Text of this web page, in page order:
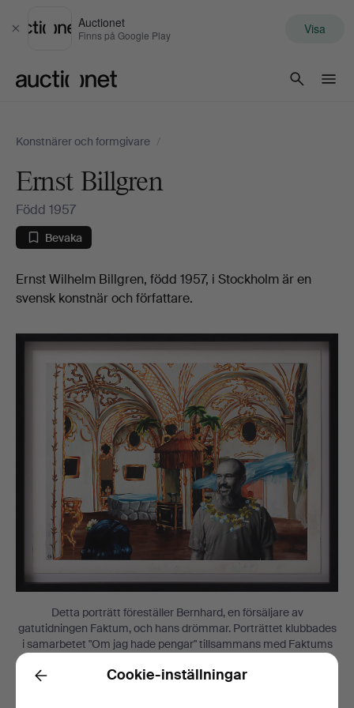
Stäng
Auctionet
Finns på Google Play Visa
Konstnärer och formgivare /
Ernst Billgren
Född 1957
Bevaka
Biografi
Ernst Wilhelm Billgren, född 1957, i Stockholm är en
svensk konstnär och författare.
Detta porträtt föreställer Bernhard, en försäljare av
gatutidningen Faktum, och hans drömmar. Porträttet klubbades
i samarbetet "Om jag hade pengar" tillsammans med Faktums
Back Cookie-inställningar